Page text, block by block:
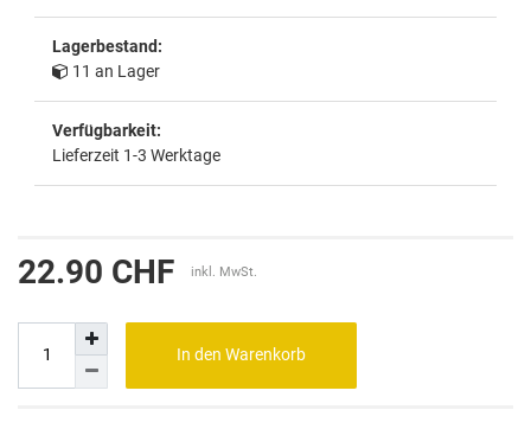
Lagerbestand:
11 an Lager
Verfügbarkeit:
Lieferzeit 1-3 Werktage
22.90 CHF inkl. MwSt.
In den Warenkorb